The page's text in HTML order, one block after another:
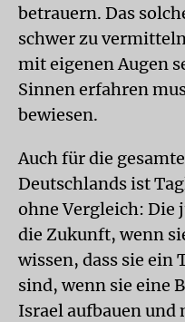
betrauern. Das
schwer zu
mit eigenen Augen
Sinnen erfahren
bewiesen.
Auch für die
Deutschlands ist
ohne Vergleich: Die
die Zukunft, wenn
wissen, dass sie ein
sind, wenn sie eine
Israel aufbauen und